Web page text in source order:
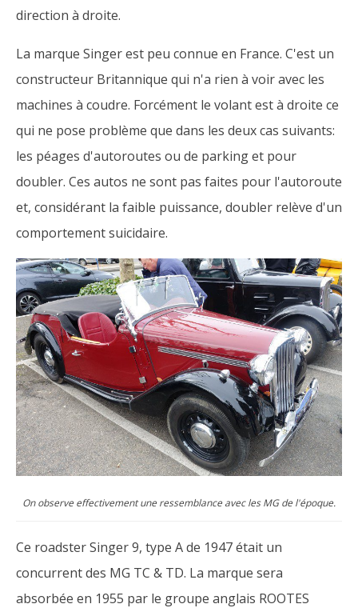
direction à droite.
La marque Singer est peu connue en France. C'est un
constructeur Britannique qui n'a rien à voir avec les
machines à coudre. Forcément le volant est à droite ce
qui ne pose problème que dans les deux cas suivants:
les péages d'autoroutes ou de parking et pour
doubler. Ces autos ne sont pas faites pour l'autoroute
et, considérant la faible puissance, doubler relève d'un
comportement suicidaire.
On observe effectivement une ressemblance avec les MG de l'époque.
Ce roadster Singer 9, type A de 1947 était un
concurrent des MG TC & TD. La marque sera
absorbée en 1955 par le groupe anglais ROOTES